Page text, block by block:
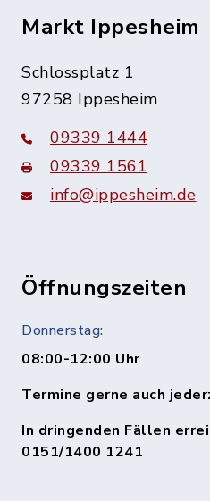
Markt Ippesheim
Schlossplatz 1
97258 Ippesheim
09339 1444
09339 1561
info@ippesheim.de
Öffnungszeiten
Donnerstag:
08:00-12:00 Uhr
Termine gerne auch
In dringenden Fällen
0151/1400 1241